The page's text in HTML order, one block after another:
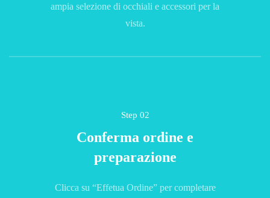
ampia selezione di occhiali e accessori per la
vista.
Step 02
Conferma ordine e
preparazione
Clicca su “Effetua Ordine” per completare